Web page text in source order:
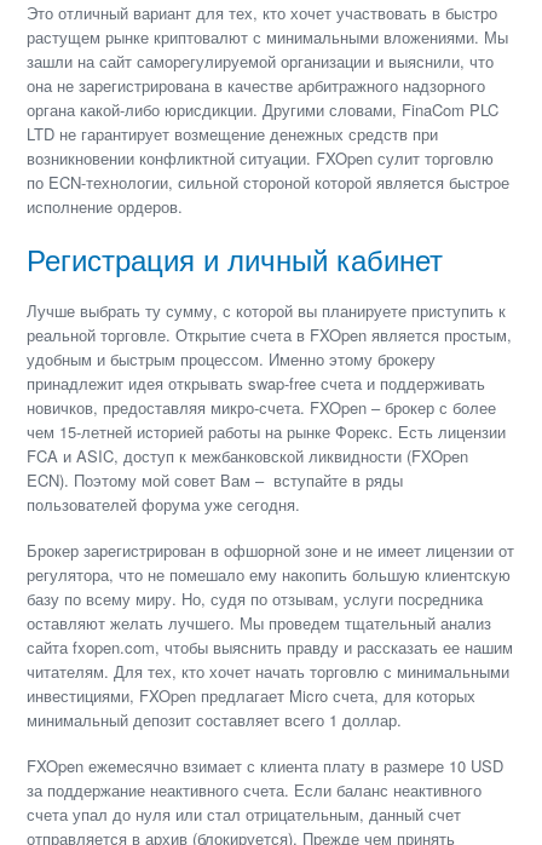
Это отличный вариант для тех, кто хочет участвовать в быстро
растущем рынке криптовалют с минимальными вложениями. Мы
зашли на сайт саморегулируемой организации и выяснили, что
она не зарегистрирована в качестве арбитражного надзорного
органа какой-либо юрисдикции. Другими словами, FinaCom PLC
LTD не гарантирует возмещение денежных средств при
возникновении конфликтной ситуации. FXOpen сулит торговлю
по ECN-технологии, сильной стороной которой является быстрое
исполнение ордеров.
Регистрация и личный кабинет
Лучше выбрать ту сумму, с которой вы планируете приступить к
реальной торговле. Открытие счета в FXOpen является простым,
удобным и быстрым процессом. Именно этому брокеру
принадлежит идея открывать swap-free счета и поддерживать
новичков, предоставляя микро-счета. FXOpen – брокер с более
чем 15-летней историей работы на рынке Форекс. Есть лицензии
FCA и ASIC, доступ к межбанковской ликвидности (FXOpen
ECN). Поэтому мой совет Вам – вступайте в ряды
пользователей форума уже сегодня.
Брокер зарегистрирован в офшорной зоне и не имеет лицензии от
регулятора, что не помешало ему накопить большую клиентскую
базу по всему миру. Но, судя по отзывам, услуги посредника
оставляют желать лучшего. Мы проведем тщательный анализ
сайта fxopen.com, чтобы выяснить правду и рассказать ее нашим
читателям. Для тех, кто хочет начать торговлю с минимальными
инвестициями, FXOpen предлагает Micro счета, для которых
минимальный депозит составляет всего 1 доллар.
FXOpen ежемесячно взимает с клиента плату в размере 10 USD
за поддержание неактивного счета. Если баланс неактивного
счета упал до нуля или стал отрицательным, данный счет
отправляется в архив (блокируется). Прежде чем принять